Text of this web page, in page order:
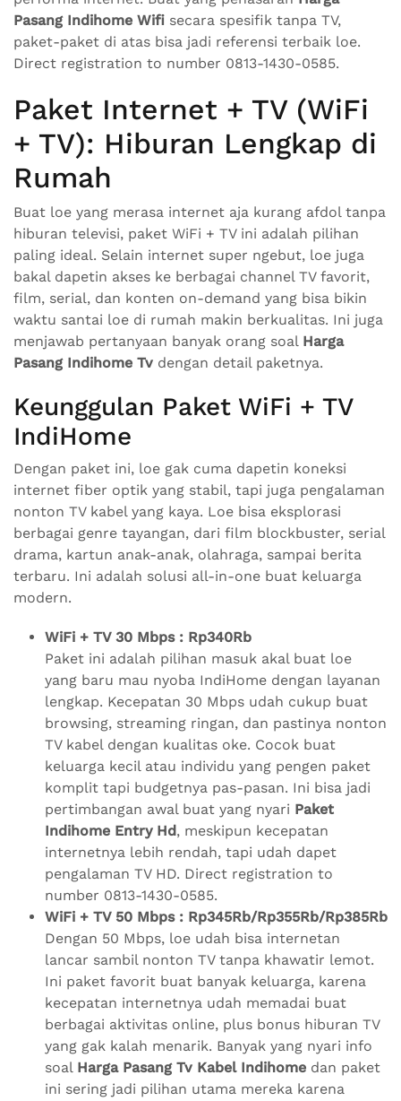
Pasang Indihome Wifi secara spesifik tanpa TV,
paket-paket di atas bisa jadi referensi terbaik loe.
Direct registration to number 0813-1430-0585.
Paket Internet + TV (WiFi
+ TV): Hiburan Lengkap di
Rumah
Buat loe yang merasa internet aja kurang afdol tanpa
hiburan televisi, paket WiFi + TV ini adalah pilihan
paling ideal. Selain internet super ngebut, loe juga
bakal dapetin akses ke berbagai channel TV favorit,
film, serial, dan konten on-demand yang bisa bikin
waktu santai loe di rumah makin berkualitas. Ini juga
menjawab pertanyaan banyak orang soal Harga
Pasang Indihome Tv dengan detail paketnya.
Keunggulan Paket WiFi + TV
IndiHome
Dengan paket ini, loe gak cuma dapetin koneksi
internet fiber optik yang stabil, tapi juga pengalaman
nonton TV kabel yang kaya. Loe bisa eksplorasi
berbagai genre tayangan, dari film blockbuster, serial
drama, kartun anak-anak, olahraga, sampai berita
terbaru. Ini adalah solusi all-in-one buat keluarga
modern.
WiFi + TV 30 Mbps : Rp340Rb
Paket ini adalah pilihan masuk akal buat loe
yang baru mau nyoba IndiHome dengan layanan
lengkap. Kecepatan 30 Mbps udah cukup buat
browsing, streaming ringan, dan pastinya nonton
TV kabel dengan kualitas oke. Cocok buat
keluarga kecil atau individu yang pengen paket
komplit tapi budgetnya pas-pasan. Ini bisa jadi
pertimbangan awal buat yang nyari Paket
Indihome Entry Hd, meskipun kecepatan
internetnya lebih rendah, tapi udah dapet
pengalaman TV HD. Direct registration to
number 0813-1430-0585.
WiFi + TV 50 Mbps : Rp345Rb/Rp355Rb/Rp385Rb
Dengan 50 Mbps, loe udah bisa internetan
lancar sambil nonton TV tanpa khawatir lemot.
Ini paket favorit buat banyak keluarga, karena
kecepatan internetnya udah memadai buat
berbagai aktivitas online, plus bonus hiburan TV
yang gak kalah menarik. Banyak yang nyari info
soal Harga Pasang Tv Kabel Indihome dan paket
ini sering jadi pilihan utama mereka karena